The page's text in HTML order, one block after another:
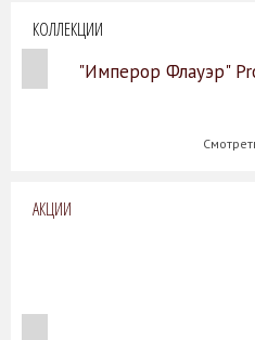
КОЛЛЕКЦИИ
"Имперор Флауэр"
АКЦИИ